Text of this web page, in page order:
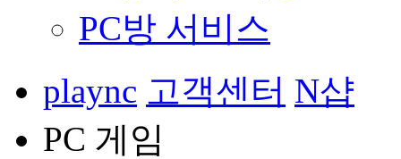
PC방 서비스
plaync 고객센터 N샵
PC 게임